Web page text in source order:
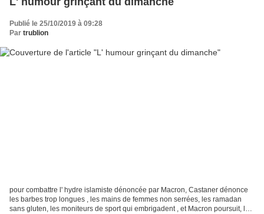
Publié le 25/10/2019 à 09:28
Par trublion
pour combattre l' hydre islamiste dénoncée par Macron, Castaner dénonce
les barbes trop longues , les mains de femmes non serrées, les ramadan
sans gluten, les moniteurs de sport qui embrigadent , et Macron poursuit, les